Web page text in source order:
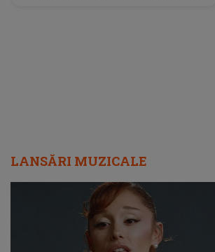
LANSĂRI MUZICALE